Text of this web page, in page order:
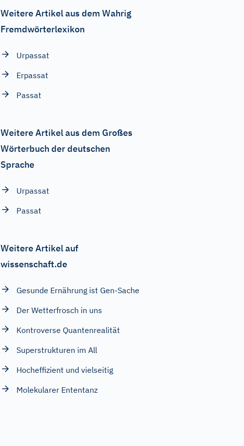
Weitere Artikel aus dem Wahrig
Fremdwörterlexikon
Urpassat
Erpassat
Passat
Weitere Artikel aus dem Großes
Wörterbuch der deutschen
Sprache
Urpassat
Passat
Weitere Artikel auf
wissenschaft.de
Gesunde Ernährung ist Gen-Sache
Der Wetterfrosch in uns
Kontroverse Quantenrealität
Superstrukturen im All
Hocheffizient und vielseitig
Molekularer Ententanz